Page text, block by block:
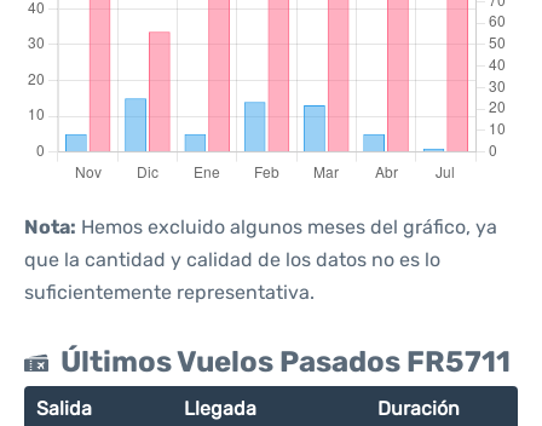
Nota: Hemos excluido algunos meses del gráfico, ya
que la cantidad y calidad de los datos no es lo
suficientemente representativa.
Últimos Vuelos Pasados FR5711
Salida Llegada Duración